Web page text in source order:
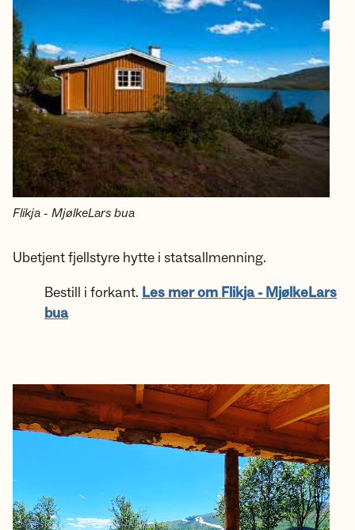
Flikja - MjølkeLars bua
Ubetjent fjellstyre hytte i statsallmenning.
Bestill i forkant. Les mer om Flikja - MjølkeLars
bua